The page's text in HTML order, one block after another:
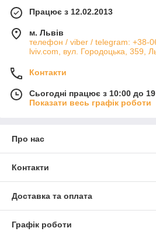
Працює з 12.02.2013
м. Львів
телефон / viber / telegram: +38-
lviv.com, вул. Городоцька, 359,
Контакти
Сьогодні працює з 10:00 до
Показати весь графік роботи
Про нас
Контакти
Доставка та оплата
Графік роботи